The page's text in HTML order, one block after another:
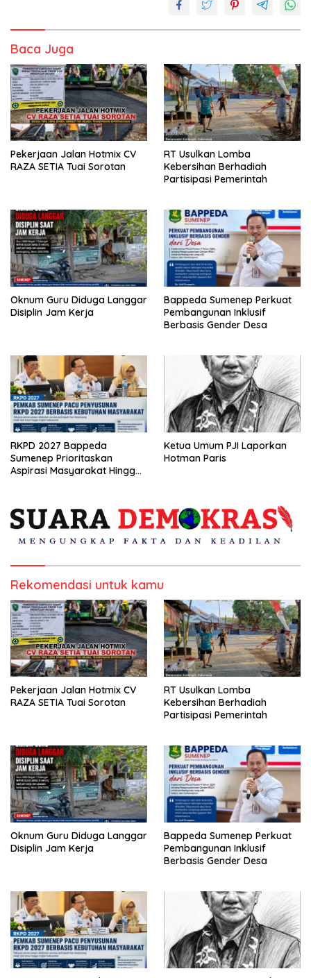
Baca Juga
Pekerjaan Jalan Hotmix CV
RAZA SETIA Tuai Sorotan
RT Usulkan Lomba
Kebersihan Berhadiah
Partisipasi Pemerintah
Oknum Guru Diduga Langgar
Disiplin Jam Kerja
Bappeda Sumenep Perkuat
Pembangunan Inklusif
Berbasis Gender Desa
RKPD 2027 Bappeda
Sumenep Prioritaskan
Aspirasi Masyarakat Hingga
Ketua Umum PJI Laporkan
Hotman Paris
Rekomendasi untuk kamu
Pekerjaan Jalan Hotmix CV
RAZA SETIA Tuai Sorotan
RT Usulkan Lomba
Kebersihan Berhadiah
Partisipasi Pemerintah
Oknum Guru Diduga Langgar
Disiplin Jam Kerja
Bappeda Sumenep Perkuat
Pembangunan Inklusif
Berbasis Gender Desa